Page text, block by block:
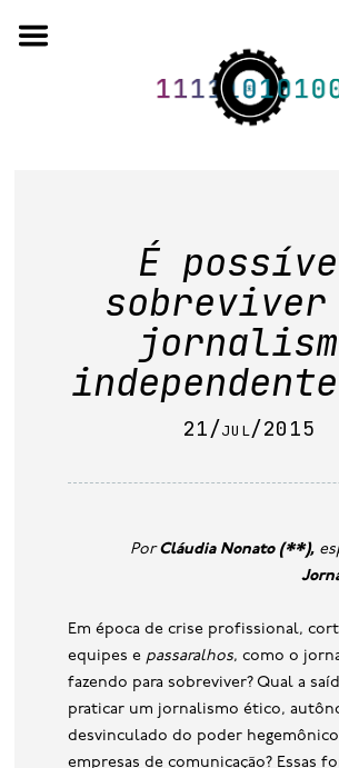
to
quem somos
artigos em periódicos
anais de eventos
capítulos de livros
publicações na
É
sobreviver
21/jul/2015
PorCláudia Nonato (**),
Em época de crise profissional,
equipes e passaralhos, como o
fazendo para sobreviver? Qual a
praticar um jornalismo ético,
desvinculado do poder hegemônico
empresas de comunicação? Essas